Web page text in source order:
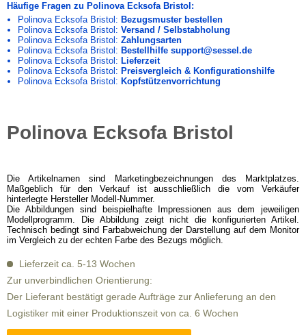
Häufige Fragen zu Polinova Ecksofa Bristol:
Polinova Ecksofa Bristol: Bezugsmuster bestellen
Polinova Ecksofa Bristol: Versand / Selbstabholung
Polinova Ecksofa Bristol: Zahlungsarten
Polinova Ecksofa Bristol: Bestellhilfe support@sessel.de
Polinova Ecksofa Bristol: Lieferzeit
Polinova Ecksofa Bristol: Preisvergleich & Konfigurationshilfe
Polinova Ecksofa Bristol: Kopfstützenvorrichtung
Polinova Ecksofa Bristol
Die Artikelnamen sind Marketingbezeichnungen des Marktplatzes.
Maßgeblich für den Verkauf ist ausschließlich die vom Verkäufer
hinterlegte Hersteller Modell-Nummer.
Die Abbildungen sind beispielhafte Impressionen aus dem jeweiligen
Modellprogramm. Die Abbildung zeigt nicht die konfigurierten Artikel.
Technisch bedingt sind Farbabweichung der Darstellung auf dem Monitor
im Vergleich zu der echten Farbe des Bezugs möglich.
Lieferzeit ca. 5-13 Wochen
Zur unverbindlichen Orientierung:
Der Lieferant bestätigt gerade Aufträge zur Anlieferung an den
Logistiker mit einer Produktionszeit von ca. 6 Wochen